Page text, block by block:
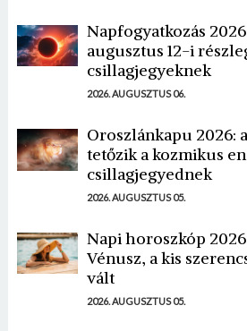
Napfogyatkozás
augusztus 12-i
csillagjegyeknek
2026. AUGUSZTUS 06.
Oroszlánkapu 2026:
tetőzik a kozmikus
csillagjegyednek
2026. AUGUSZTUS 05.
Napi horoszkóp
Vénusz, a kis
vált
2026. AUGUSZTUS 05.